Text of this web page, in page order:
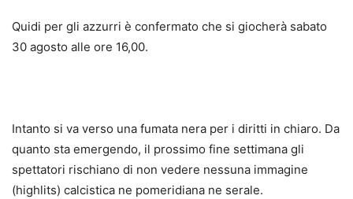
Quidi per gli azzurri è confermato che si giocherà sabato
30 agosto alle ore 16,00.
Intanto si va verso una fumata nera per i diritti in chiaro. Da
quanto sta emergendo, il prossimo fine settimana gli
spettatori rischiano di non vedere nessuna immagine
(highlits) calcistica ne pomeridiana ne serale.